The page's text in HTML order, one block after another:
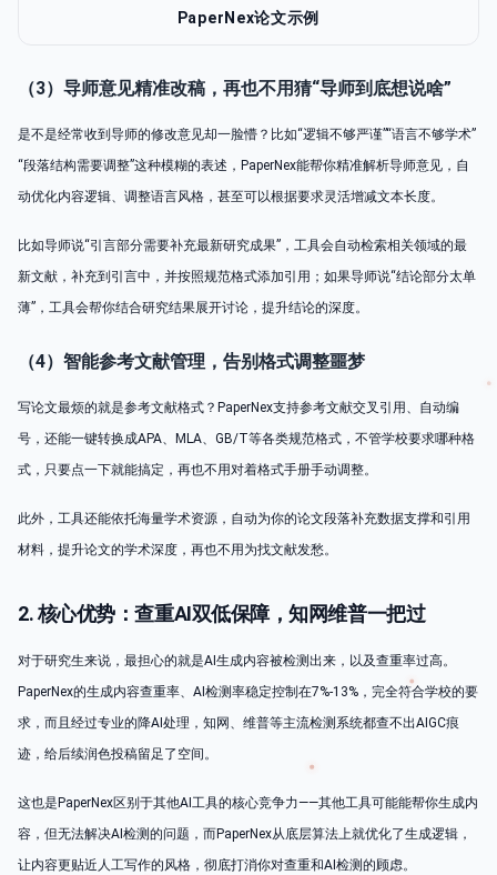
PaperNex论文示例
（3）导师意见精准改稿，再也不用猜“导师到底想说啥”
是不是经常收到导师的修改意见却一脸懵？比如“逻辑不够严谨”“语言不够学术”
“段落结构需要调整”这种模糊的表述，PaperNex能帮你精准解析导师意见，自
动优化内容逻辑、调整语言风格，甚至可以根据要求灵活增减文本长度。
比如导师说“引言部分需要补充最新研究成果”，工具会自动检索相关领域的最
新文献，补充到引言中，并按照规范格式添加引用；如果导师说“结论部分太单
薄”，工具会帮你结合研究结果展开讨论，提升结论的深度。
（4）智能参考文献管理，告别格式调整噩梦
写论文最烦的就是参考文献格式？PaperNex支持参考文献交叉引用、自动编
号，还能一键转换成APA、MLA、GB/T等各类规范格式，不管学校要求哪种格
式，只要点一下就能搞定，再也不用对着格式手册手动调整。
此外，工具还能依托海量学术资源，自动为你的论文段落补充数据支撑和引用
材料，提升论文的学术深度，再也不用为找文献发愁。
2. 核心优势：查重AI双低保障，知网维普一把过
对于研究生来说，最担心的就是AI生成内容被检测出来，以及查重率过高。
PaperNex的生成内容查重率、AI检测率稳定控制在7%-13%，完全符合学校的要
求，而且经过专业的降AI处理，知网、维普等主流检测系统都查不出AIGC痕
迹，给后续润色投稿留足了空间。
这也是PaperNex区别于其他AI工具的核心竞争力——其他工具可能能帮你生成内
容，但无法解决AI检测的问题，而PaperNex从底层算法上就优化了生成逻辑，
让内容更贴近人工写作的风格，彻底打消你对查重和AI检测的顾虑。